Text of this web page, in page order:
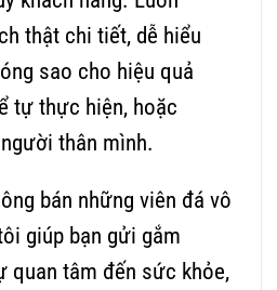
thật chi tiết, dễ hiểu
sao cho hiệu quả
tự thực hiện, hoặc
thân mình.
bán những viên đá vô
giúp bạn gửi gắm
quan tâm đến sức khỏe,